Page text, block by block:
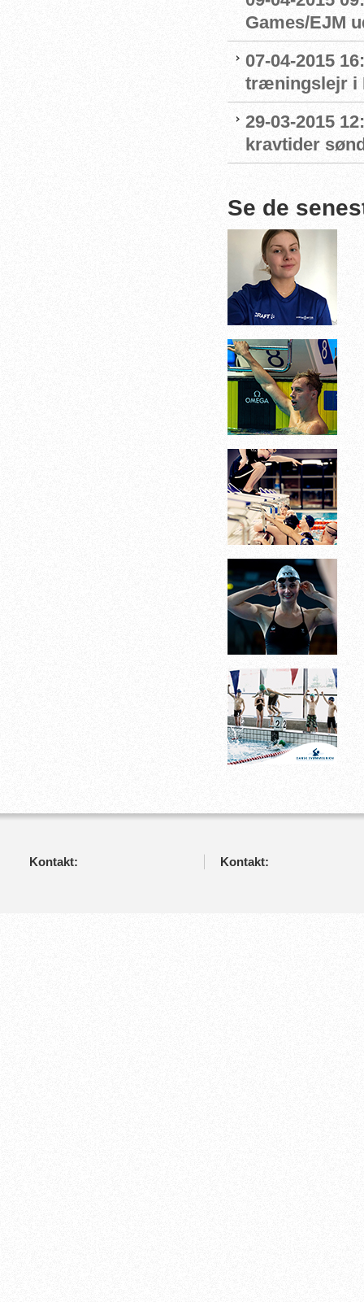
Games/EJM
07-04-2015
træningslejr i
29-03-2015
kravtider
Se de
Kontakt: Kontakt: